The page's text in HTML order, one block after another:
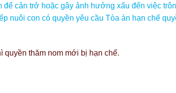
để cản trở hoặc gây ảnh hưởng xấu đến việc
nuôi con có quyền yêu cầu Tòa án hạn chế
quyền thăm nom mới bị hạn chế.